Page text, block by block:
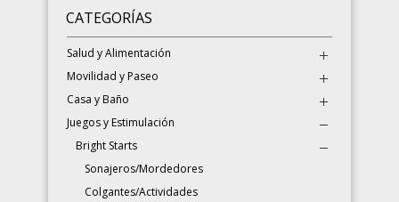
CATEGORÍAS
Salud y Alimentación
Movilidad y Paseo
Casa y Baño
Juegos y Estimulación
Bright Starts
Sonajeros/Mordedores
Colgantes/Actividades